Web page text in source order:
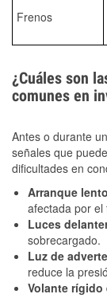
Frenos
¿Cuáles son
comunes en
Antes o durante
señales que
dificultades en
Arranque
afectada por el
Luces
sobrecargado.
Luz de
reduce la
Volante rígido